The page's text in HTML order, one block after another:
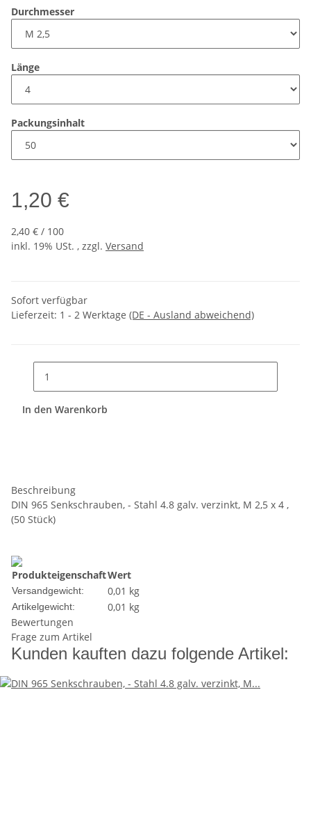
Durchmesser
Länge
Packungsinhalt
1,20 €
2,40 € / 100
inkl. 19% USt. , zzgl. Versand
Sofort verfügbar
Lieferzeit: 1 - 2 Werktage (DE - Ausland abweichend)
In den Warenkorb
Beschreibung
DIN 965 Senkschrauben, - Stahl 4.8 galv. verzinkt, M 2,5 x 4 ,
(50 Stück)
ProdukteigenschaftWert
Versandgewicht: 0,01 kg
Artikelgewicht: 0,01 kg
Bewertungen
Frage zum Artikel
Kunden kauften dazu folgende Artikel: